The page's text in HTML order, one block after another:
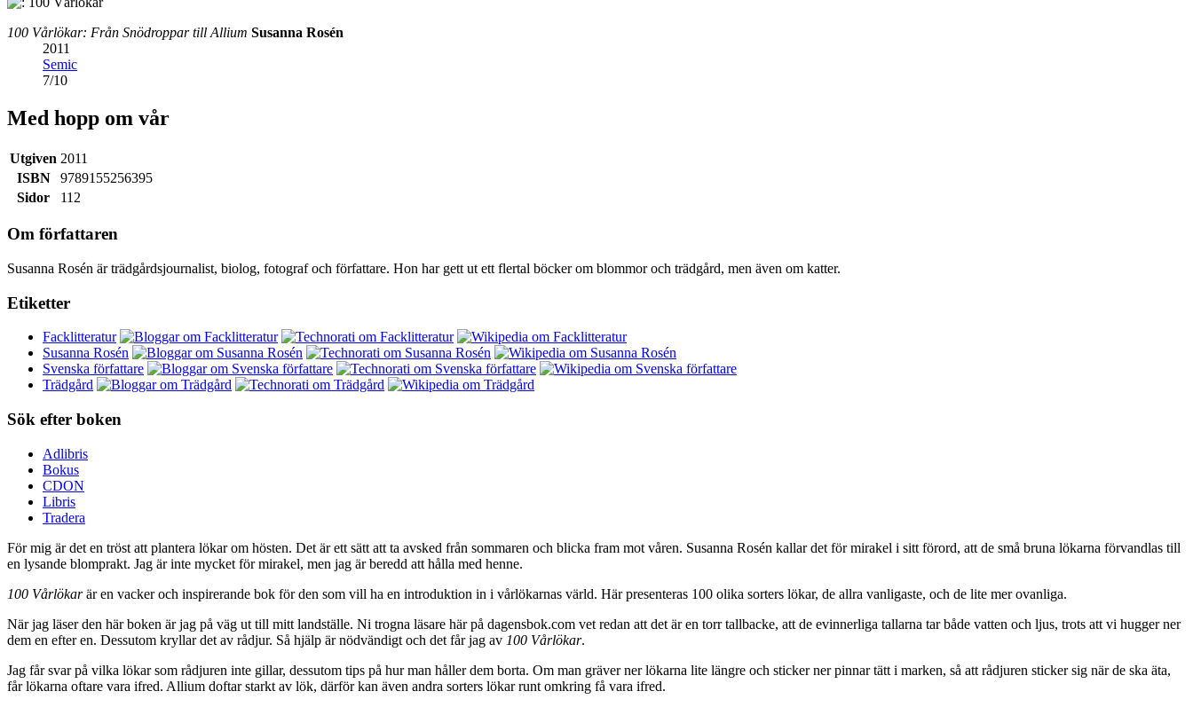
100 Vårlökar: Från Snödroppar till Allium Susanna Rosén
2011
Semic
7/10
Med hopp om vår
Utgiven 2011
ISBN
9789155256395
Sidor
112
Om författaren
Susanna Rosén är trädgårdsjournalist, biolog, fotograf och författare. Hon har gett ut ett flertal böcker om blommor och trädgård, men även om katter.
Etiketter
Facklitteratur
Susanna Rosén
Svenska författare
Trädgård
Sök efter boken
Adlibris
Bokus
CDON
Libris
Tradera
För mig är det en tröst att plantera lökar om hösten. Det är ett sätt att ta avsked från sommaren och blicka fram mot våren. Susanna Rosén kallar det för mirakel i sitt förord, att de små bruna lökarna förvandlas till
en lysande blomprakt. Jag är inte mycket för mirakel, men jag är beredd att hålla med henne.
100 Vårlökarär en vacker och inspirerande bok för den som vill ha en introduktion in i vårlökarnas värld. Här presenteras 100 olika sorters lökar, de allra vanligaste, och de lite mer ovanliga.
När jag läser den här boken är jag på väg ut till mitt landställe. Ni trogna läsare här på dagensbok.com vet redan att det är en torr tallbacke, att de evinnerliga tallarna tar både vatten och ljus, trots att vi hugger ner
dem en efter en. Dessutom kryllar det av rådjur. Så hjälp är nödvändigt och det får jag av 100 Vårlökar.
Jag får svar på vilka lökar som rådjuren inte gillar, dessutom tips på hur man håller dem borta. Om man gräver ner lökarna lite längre och sticker ner pinnar tätt i marken, så att rådjuren sticker sig när de ska äta,
får lökarna oftare vara ifred. Allium doftar starkt av lök, därför kan även andra sorters lökar runt omkring få vara ifred.